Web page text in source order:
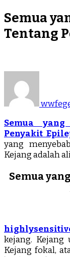
Semua
Tentang
Semua
Penyakit
yang
Kejang adalah
Semua
kejang.
Kejang fokal,